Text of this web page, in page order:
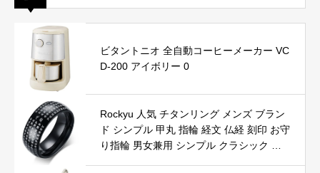
ビタントニオ 全自動コーヒーメーカー VC
D-200 アイボリー 0
Rockyu 人気 チタンリング メンズ ブラン
ド シンプル 甲丸 指輪 経文 仏経 刻印 お守
り指輪 男女兼用 シンプル クラシック ア